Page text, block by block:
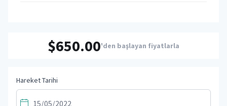
$650.00'den başlayan fiyatlarla
Hareket Tarihi